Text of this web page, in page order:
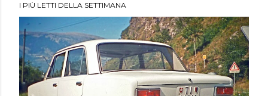
I PIÙ LETTI DELLA SETTIMANA